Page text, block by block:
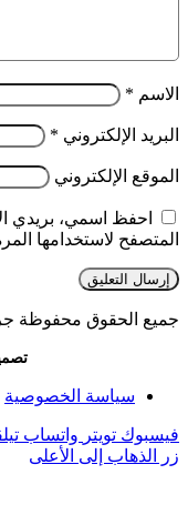
الاسم *
البريد الإلكتروني *
الموقع الإلكتروني
احفظ اسمي، بريدي
المتصفح لاستخدامها
جميع الحقوق محفوظة
سياسة الخصوصية
فيسبوك تويتر واتساب
زر الذهاب إلى الأعلى